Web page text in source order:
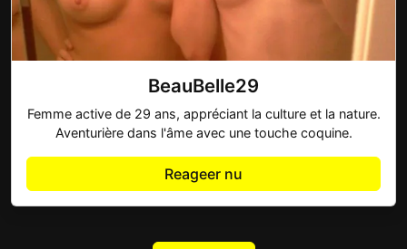
BeauBelle29
Femme active de 29 ans, appréciant la culture et la nature.
Aventurière dans l'âme avec une touche coquine.
Reageer nu